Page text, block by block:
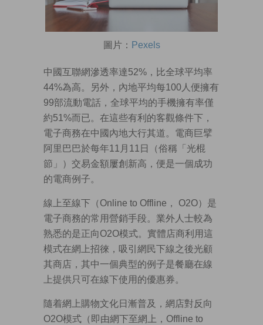
圖片： Pexels
中國互聯網滲透率達52%，比全球平均率
44%為高。另外，內地平均每100人便擁有
99部流動電話，全球平均的手機擁有率僅
約51%而已。在這些有利的客觀條件下，
電子商務在中國內地大行其道。電商巨擘
阿里巴巴於每年11月11日（俗稱「光棍
節」）交易金額屢創新高，便是一個成功
的電商例子。
線上至線下（Online to Offline， O2O）是
電子商務的常用營銷手段。業外人士較為
熟悉的是正向O2O模式。實體店商利用這
模式在網上招徠，吸引網民下線之後光顧
其商店，其中一個典型的例子是餐廳在線
上提供只可在線下使用的優惠券。
隨着網上購物文化日漸普及，網店對反向
O2O模式（即由網下至網上，Offline to